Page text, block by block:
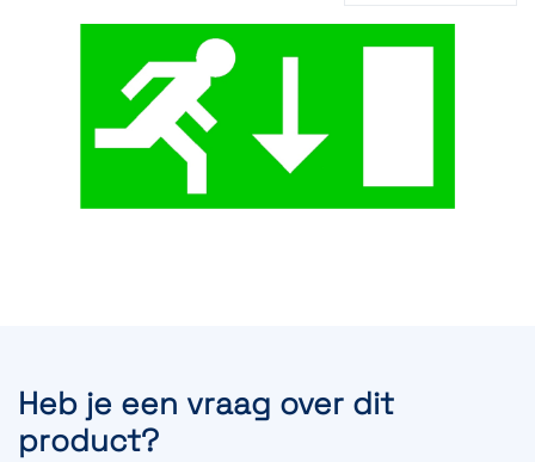
Heb je een vraag over dit
product?